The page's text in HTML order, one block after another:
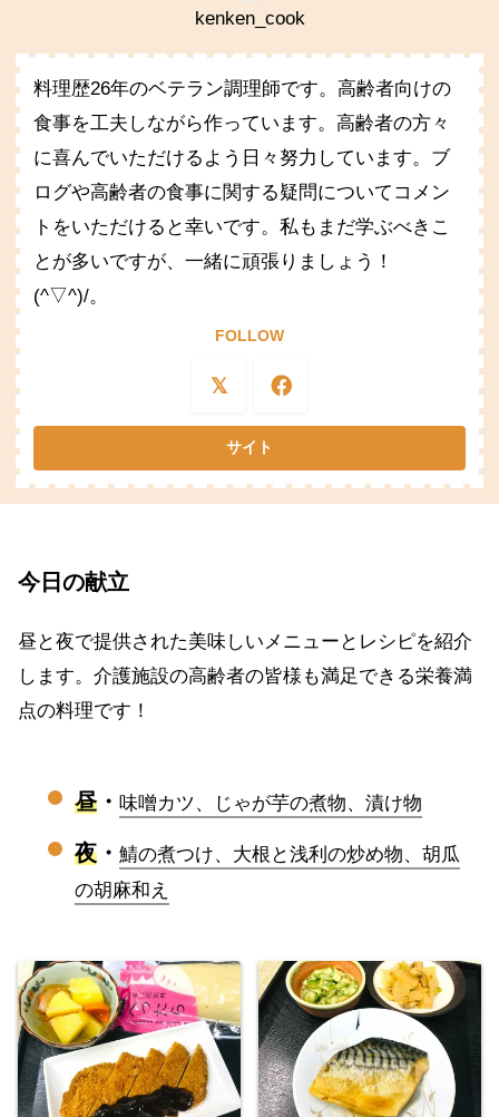
kenken_cook
料理歴26年のベテラン調理師です。高齢者向けの
食事を工夫しながら作っています。高齢者の方々
に喜んでいただけるよう日々努力しています。ブ
ログや高齢者の食事に関する疑問についてコメン
トをいただけると幸いです。私もまだ学ぶべきこ
とが多いですが、一緒に頑張りましょう！
(^▽^)/。
FOLLOW
今日の献立
昼と夜で提供された美味しいメニューとレシピを紹介
します。介護施設の高齢者の皆様も満足できる栄養満
点の料理です！
昼・ 味噌カツ、じゃが芋の煮物、漬け物
夜 ・ 鯖の煮つけ、大根と浅利の炒め物、胡瓜
の胡麻和え